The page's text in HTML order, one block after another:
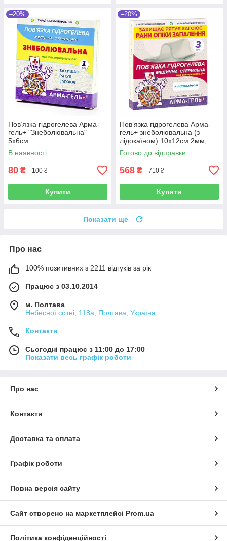
–20%
Пов’язка гідрогелева Арма-
гель+ "Знеболювальна"
5х6см
В наявності
80 ₴ 100 ₴
Купити
–20%
Пов’язка гідрогелева Арма-
гель+ знеболювальна (з
лідокаїном) 10х12см 2мм,
3шт в упаковці
Готово до відправки
568 ₴ 710 ₴
Купити
Показати ще
Про нас
100% позитивних з 2211 відгуків за рік
Працює з 03.10.2014
м. Полтава
Небесної сотні, 118а, Полтава, Україна
Контакти
Сьогодні працює з 11:00 до 17:00
Показати весь графік роботи
Про нас
Контакти
Доставка та оплата
Графік роботи
Повна версія сайту
Сайт створено на маркетплейсі Prom.ua
Політика конфіденційності